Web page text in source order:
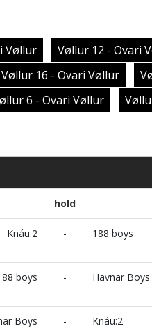
Vøllur
Vøllur 12 - Ovari
Vøllur 16 - Ovari Vøllur
6 - Ovari Vøllur
hold
Knáu:2 - 188 boys
boys - Havnar Boys
Boys - Knáu:2